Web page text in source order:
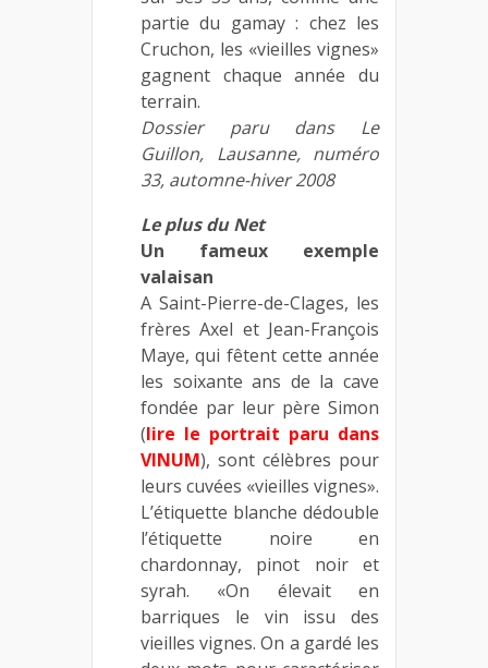
partie du gamay : chez les
Cruchon, les «vieilles vignes»
gagnent chaque année du
terrain.
Dossier paru dans Le
Guillon, Lausanne, numéro
33, automne-hiver 2008
Le plus du Net
Un fameux exemple
valaisan
A Saint-Pierre-de-Clages, les
frères Axel et Jean-François
Maye, qui fêtent cette année
les soixante ans de la cave
fondée par leur père Simon
(lire le portrait paru dans
VINUM), sont célèbres pour
leurs cuvées «vieilles vignes».
L’étiquette blanche dédouble
l’étiquette noire en
chardonnay, pinot noir et
syrah. «On élevait en
barriques le vin issu des
vieilles vignes. On a gardé les